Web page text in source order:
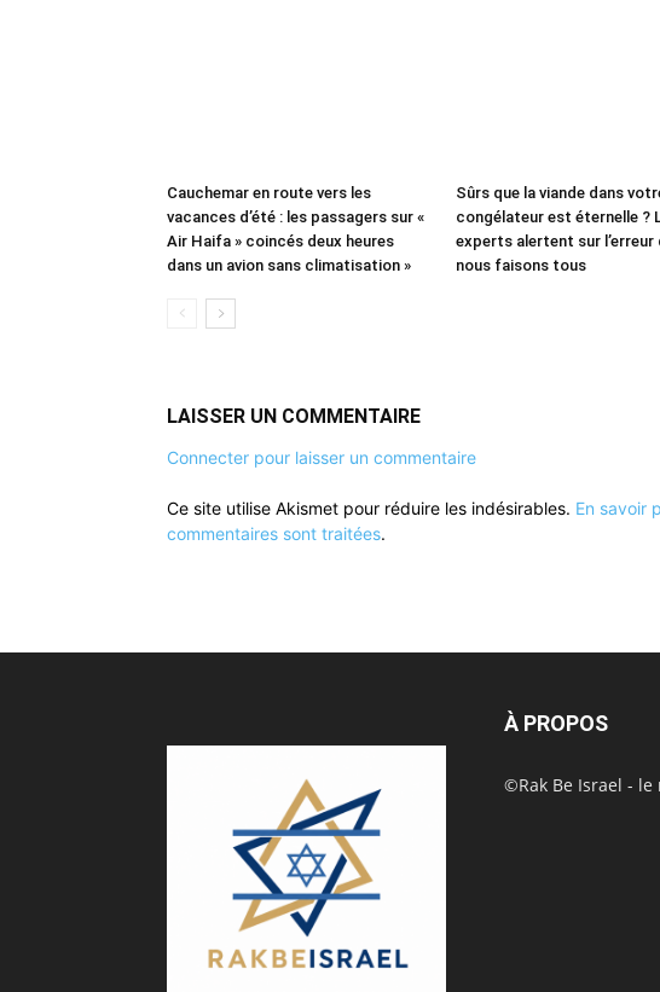
Cauchemar en route vers les
vacances d’été : les passagers sur «
Air Haifa » coincés deux heures
dans un avion sans climatisation »
Sûrs que la viande dans
congélateur est éternelle ?
experts alertent sur l’erreur
nous faisons tous
LAISSER UN COMMENTAIRE
Connecter pour laisser un commentaire
Ce site utilise Akismet pour réduire les indésirables. En savoir
commentaires sont traitées.
À PROPOS
©Rak Be Israel -